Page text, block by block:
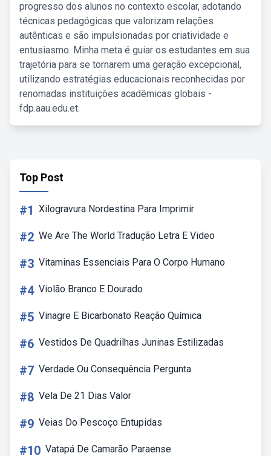
progresso dos alunos no contexto escolar, adotando
técnicas pedagógicas que valorizam relações
autênticas e são impulsionadas por criatividade e
entusiasmo. Minha meta é guiar os estudantes em sua
trajetória para se tornarem uma geração excepcional,
utilizando estratégias educacionais reconhecidas por
renomadas instituições acadêmicas globais -
fdp.aau.edu.et.
Top Post
#1 Xilogravura Nordestina Para Imprimir
#2 We Are The World Tradução Letra E Video
#3 Vitaminas Essenciais Para O Corpo Humano
#4 Violão Branco E Dourado
#5 Vinagre E Bicarbonato Reação Química
#6 Vestidos De Quadrilhas Juninas Estilizadas
#7 Verdade Ou Consequência Pergunta
#8 Vela De 21 Dias Valor
#9 Veias Do Pescoço Entupidas
#10 Vatapá De Camarão Paraense